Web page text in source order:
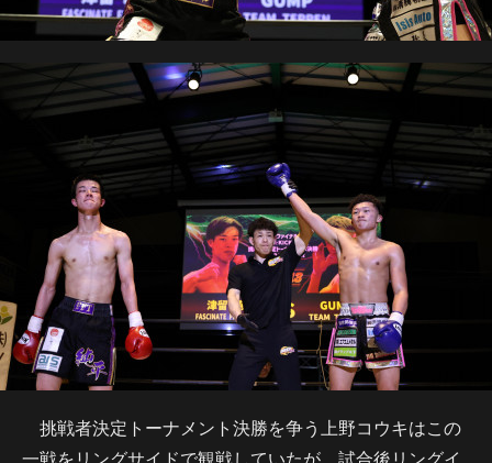
挑戦者決定トーナメント決勝を争う上野コウキはこの